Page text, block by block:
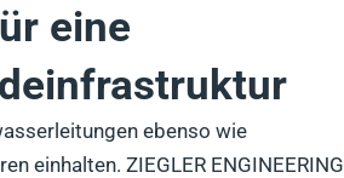
eine
ebenso wie
einhalten. ZIEGLER ENGINEERING